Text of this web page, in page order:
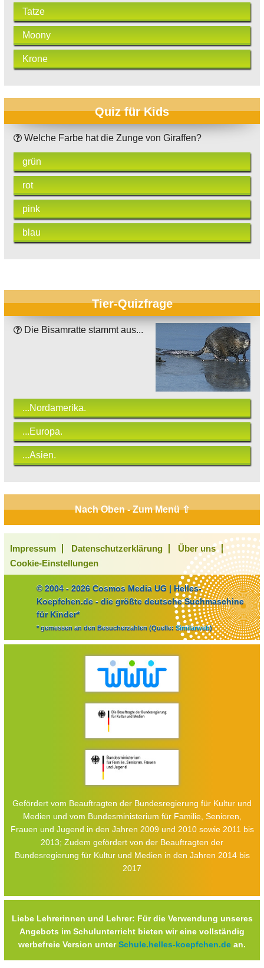
Tatze
Moony
Krone
Quiz für Kids
Welche Farbe hat die Zunge von Giraffen?
grün
rot
pink
blau
Tier-Quizfrage
Die Bisamratte stammt aus...
...Nordamerika.
...Europa.
...Asien.
Nach Oben - Zum Menü ⇧
Impressum Datenschutzerklärung
Über uns
Cookie-Einstellungen
© 2004 - 2026 Cosmos Media UG | Helles-
Koepfchen.de - die größte deutsche Suchmaschine
für Kinder*
* gemessen an den Besucherzahlen (Quelle: Similarweb)
Gefördert vom Beauftragten der Bundesregierung für Kultur und
Medien und vom Bundesministerium für Familie, Senioren,
Frauen und Jugend in den Jahren 2009 und 2010 sowie 2011 bis
2013; Zudem gefördert von der Beauftragten der
Bundesregierung für Kultur und Medien in den Jahren 2014 bis
2017
Liebe Lehrerinnen und Lehrer: Für die Verwendung unseres
Angebots im Schulunterricht bieten wir eine vollständig
werbefreie Version unterSchule.helles-koepfchen.de an.